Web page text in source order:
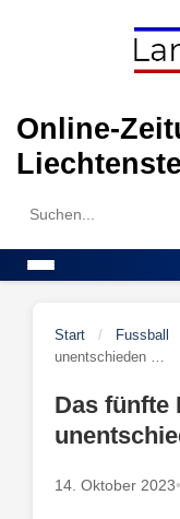
Online-
Search
Start / Fussball
unentschieden …
Das fünfte
14. Oktober 2023•